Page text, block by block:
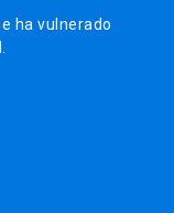
ha vulnerado